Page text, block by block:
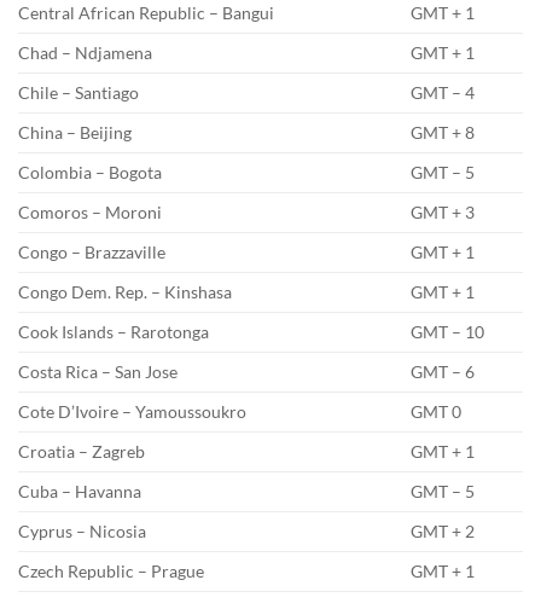
Central African Republic – Bangui
GMT + 1
Chad – Ndjamena
GMT + 1
Chile – Santiago
GMT – 4
China – Beijing
GMT + 8
Colombia – Bogota
GMT – 5
Comoros – Moroni
GMT + 3
Congo – Brazzaville
GMT + 1
Congo Dem. Rep. – Kinshasa
GMT + 1
Cook Islands – Rarotonga
GMT – 10
Costa Rica – San Jose
GMT – 6
Cote D’Ivoire – Yamoussoukro
GMT 0
Croatia – Zagreb
GMT + 1
Cuba – Havanna
GMT – 5
Cyprus – Nicosia
GMT + 2
Czech Republic – Prague
GMT + 1